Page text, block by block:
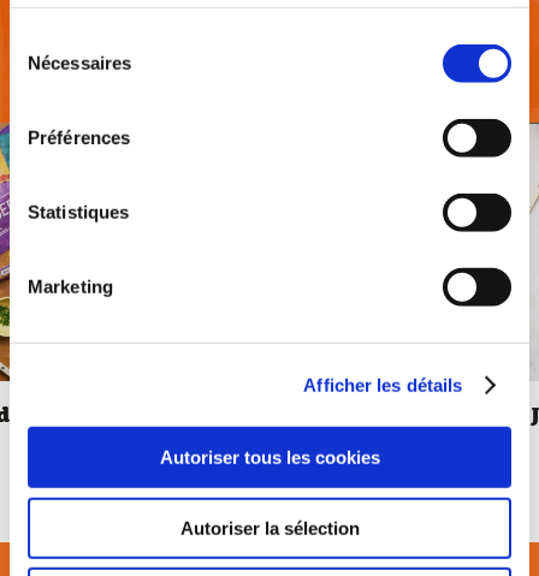
Nécessaires
Préférences
Statistiques
Marketing
Afficher les détails
Autoriser tous les cookies
Autoriser la sélection
Découvrez nos RECETTES
de
cuisson